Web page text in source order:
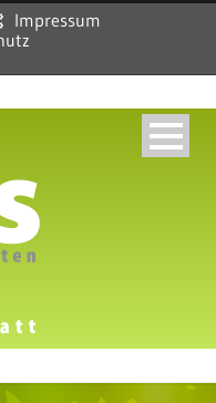
Impressum